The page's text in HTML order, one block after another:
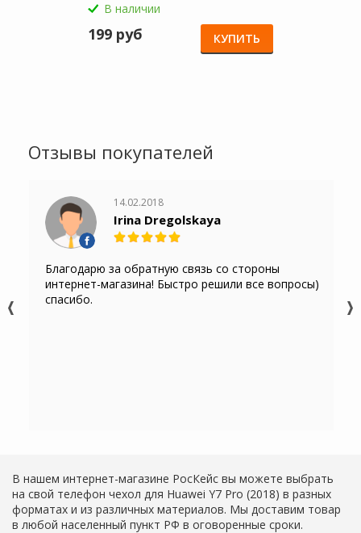
В наличии
199 руб КУПИТЬ
Отзывы покупателей
14.02.2018
Irina Dregolskaya
Благодарю за обратную связь со стороны
интернет-магазина! Быстро решили все вопросы)
спасибо.
В нашем интернет-магазине РосКейс вы можете выбрать
на свой телефон чехол для Huawei Y7 Pro (2018) в разных
форматах и из различных материалов. Мы доставим товар
в любой населенный пункт РФ в оговоренные сроки.